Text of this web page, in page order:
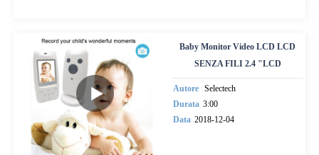
Baby Monitor Video LCD LCD
SENZA FILI 2.4 "LCD
Autore Selectech
Durata 3:00
Data 2018-12-04